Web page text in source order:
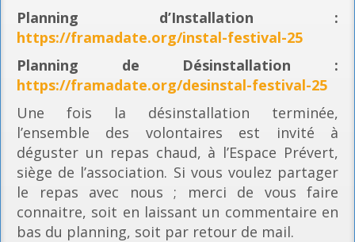
Planning d’Installation :
https://framadate.org/instal-festival-25
Planning de Désinstallation :
https://framadate.org/desinstal-festival-25
Une fois la désinstallation terminée,
l’ensemble des volontaires est invité à
déguster un repas chaud, à l’Espace Prévert,
siège de l’association. Si vous voulez partager
le repas avec nous ; merci de vous faire
connaitre, soit en laissant un commentaire en
bas du planning, soit par retour de mail.